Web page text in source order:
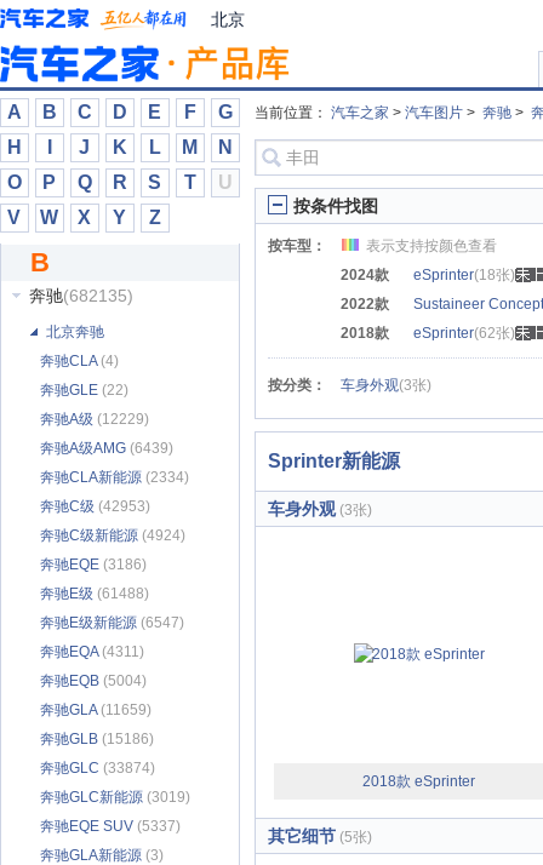
北京
A B C D E F
G
H
J K L M
N
O
P Q R S T
U
V
W X Y Z
北京清行
(54)
北京越野(45907)
北汽昌河(7708)
北汽道达
(33)
北汽幻速(9548)
北汽瑞翔(2853)
北汽泰普(345)
北汽威旺(6041)
北汽新能源
奔驰(682135)
北京奔驰
奔驰CLA(4)
奔驰GLE (22)
奔驰A级 (12229)
奔驰A级AMG (6439)
奔驰CLA新能源 (2334)
奔驰C级 (42953)
奔驰C级新能源 (4924)
奔驰EQE (3186)
奔驰E级 (61488)
奔驰E级新能源 (6547)
奔驰EQA(4311)
奔驰EQB (5004)
奔驰GLA(11659)
奔驰GLB (15186)
奔驰GLC (33874)
奔驰GLC新能源 (3019)
奔驰EQE SUV (5337)
奔驰GLA新能源 (3)
B
当前位置： 汽车之家 > 汽车图片 > 奔驰 >
按条件找图
按车型：
表示支持按颜色查看
2024款
eSprinter(18张)
2022款
Sustaineer Concept
2018款
eSprinter(62张)
按分类： 车身外观(3张)
Sprinter新能源
车身外观(3张)
2018款 eSprinter
其它细节 (5张)